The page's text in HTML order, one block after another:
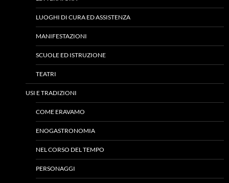
LUOGHI DI CURA ED ASSISTENZA
MANIFESTAZIONI
SCUOLE ED ISTRUZIONE
TEATRI
USI E TRADIZIONI
COME ERAVAMO
ENOGASTRONOMIA
NEL CORSO DEL TEMPO
PERSONAGGI